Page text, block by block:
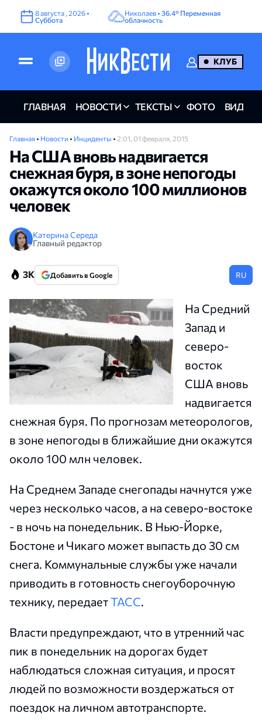
8августа ,2026 •
Суббота
Николаев •36.4° Переменная
облачность
КЛУБ
ГЛАВНАЯ НОВОСТИ ТЕКСТЫ ФОТО ВИДЕО
Главная • Новости • Инциденты • 2:01, 01 февраля, 2015
На США вновь надвигается
снежная буря, в зоне непогоды
окажутся около 100 миллионов
человек
Катерина Середа
Главный редактор
3K Добавить в Google RU
На Средний
Запад и
северо-
восток
США вновь
надвигается
снежная буря. По прогнозам метеорологов,
в зоне непогоды в ближайшие дни окажутся
около 100 млн человек.
На Среднем Западе снегопады начнутся уже
через несколько часов, а на северо-востоке
- в ночь на понедельник. В Нью-Йорке,
Бостоне и Чикаго может выпасть до 30 см
снега. Коммунальные службы уже начали
приводить в готовность снегоуборочную
технику, передаетТАСС.
Власти предупреждают, что в утренний час
пик в понедельник на дорогах будет
наблюдаться сложная ситуация, и просят
людей по возможности воздержаться от
поездок на личном автотранспорте.